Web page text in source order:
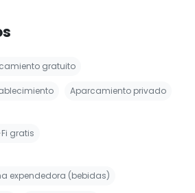
gratuito
Aparcamiento privado
gratis
expendedora (bebidas)